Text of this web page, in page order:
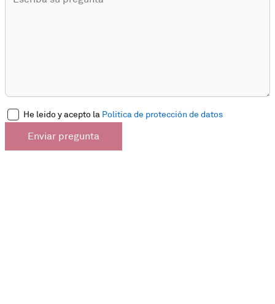
He leido y acepto la Politica de protección de datos
Enviar pregunta